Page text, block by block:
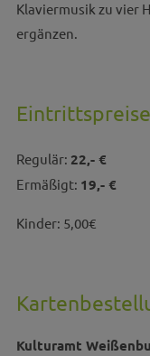
Klaviermusik zu vier
ergänzen.
Eintrittspreise
Regulär: 22,- €
Ermäßigt: 19,- €
Kinder: 5,00€
Kulturamt